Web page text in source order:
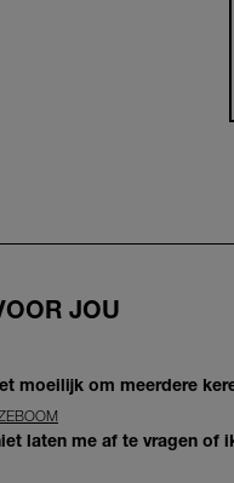
JOU
moeilijk om meerdere
laten me af te vragen